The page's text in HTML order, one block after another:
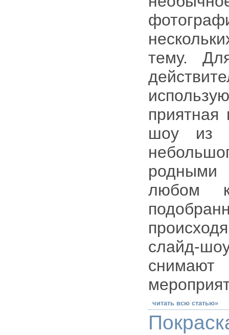
тему.
шоу из
родными
любом
слайд-
читать всю статью»